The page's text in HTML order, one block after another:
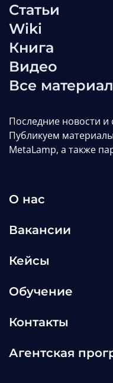
Статьи
Wiki
Книга
Видео
Все
Последние новости
Публикуем
MetaLamp, а также
О нас
Вакансии
Кейсы
Обучение
Контакты
Агентская